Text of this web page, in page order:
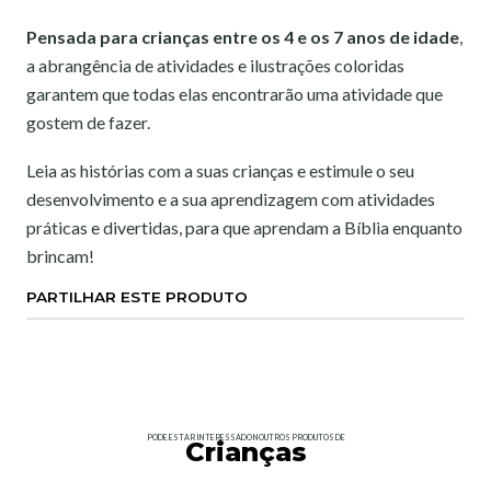
Pensada para crianças entre os 4 e os 7 anos de idade,
a abrangência de atividades e ilustrações coloridas
garantem que todas elas encontrarão uma atividade que
gostem de fazer.
Leia as histórias com a suas crianças e estimule o seu
desenvolvimento e a sua aprendizagem com atividades
práticas e divertidas, para que aprendam a Bíblia enquanto
brincam!
PARTILHAR ESTE PRODUTO
PODE ESTAR INTERESSADO NOUTROS PRODUTOS DE
Crianças